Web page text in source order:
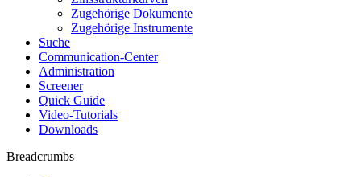
Zugehörige Dokumente
Zugehörige Instrumente
Suche
Communication-Center
Administration
Screener
Quick Guide
Video-Tutorials
Downloads
Breadcrumbs